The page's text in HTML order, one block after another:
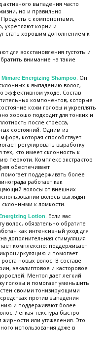
выпадения часто
но и правильно
с компонентами,
укрепляют корни и
стать хорошим дополнением к
для восстановления густоты и
внимание на такие
Energizing Shampoo. Он
к выпадению волос,
эффективном уходе. Состав
компонентов, которые
кожи головы и укреплять
хорошо подходит для тонких и
после стресса,
состояний. Одним из
которая способствует
регулировать выработку
тех, кто имеет склонность к
перхоти. Комплекс экстрактов
обеспечивает
поддерживать более
работает как
волосы от внешних
волосы выглядят
к ломкости.
Lotion
. Если вас
волос, обязательно обратите
как интенсивный уход для
дополнительная стимуляция
комплексно: поддерживает
и помогает
новых волос. В составе
эвкалиптовое и касторовое
Ментол дает легкий
головы и помогает уменьшить
своими тонизирующими
против выпадения
и поддерживают более
Легкая текстура быстро
или утяжеления. Это
использования даже в